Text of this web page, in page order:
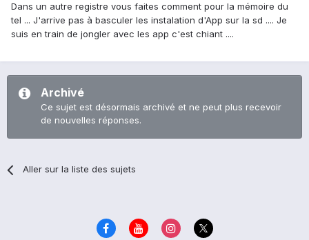
Dans un autre registre vous faites comment pour la mémoire du
tel ... J'arrive pas à basculer les instalation d'App sur la sd .... Je
suis en train de jongler avec les app c'est chiant ....
Archivé
Ce sujet est désormais archivé et ne peut plus recevoir
de nouvelles réponses.
Aller sur la liste des sujets